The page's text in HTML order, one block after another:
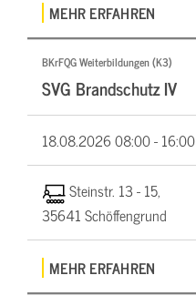
MEHR ERFAHREN
BKrFQG Weiterbildungen (K3)
SVG Brandschutz IV
18.08.202608:00 - 16:00
Steinstr. 13 - 15,
35641 Schöffengrund
MEHR ERFAHREN